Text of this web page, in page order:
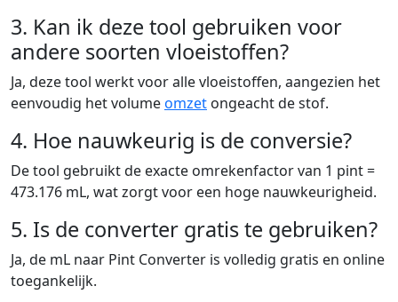
3. Kan ik deze tool gebruiken voor
andere soorten vloeistoffen?
Ja, deze tool werkt voor alle vloeistoffen, aangezien het
eenvoudig het volumeomzet ongeacht de stof.
4. Hoe nauwkeurig is de conversie?
De tool gebruikt de exacte omrekenfactor van 1 pint =
473.176 mL, wat zorgt voor een hoge nauwkeurigheid.
5. Is de converter gratis te gebruiken?
Ja, de mL naar Pint Converter is volledig gratis en online
toegankelijk.